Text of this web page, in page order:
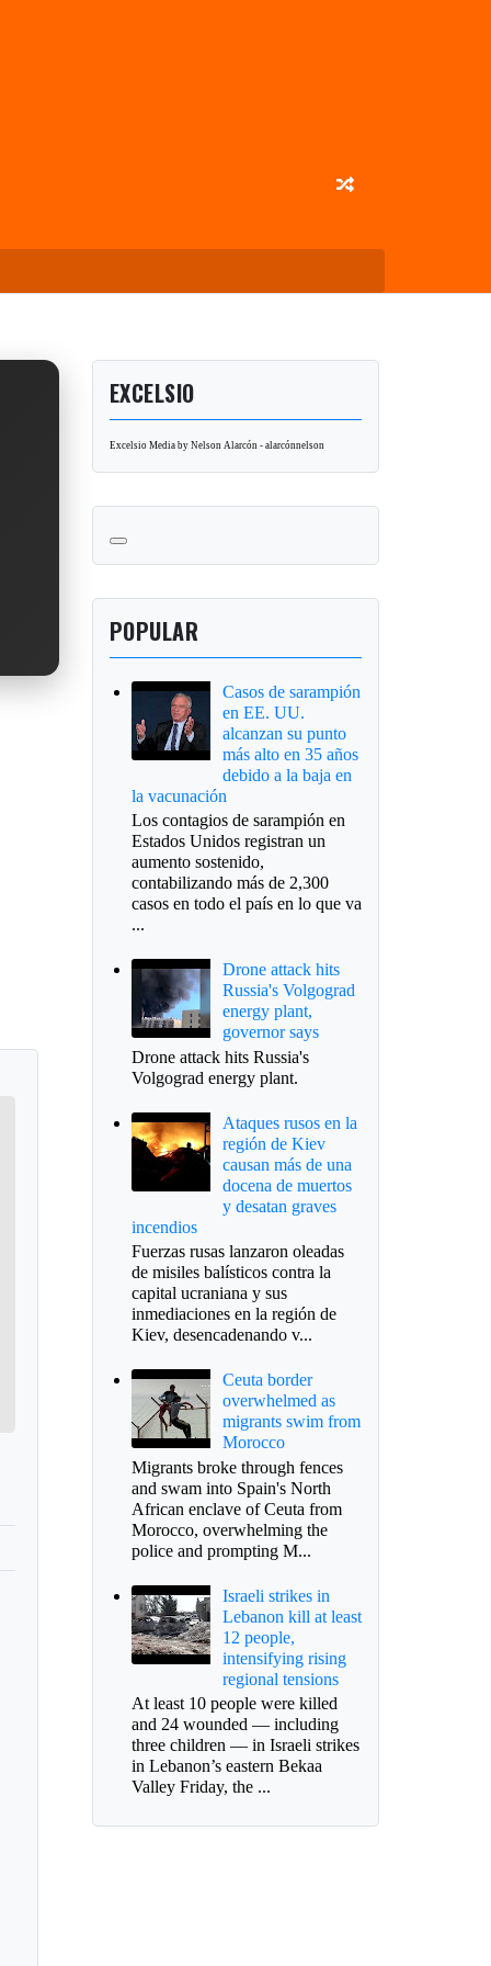
EXCELSIO
Excelsio Media by Nelson Alarcón - alarcónnelson
POPULAR
Casos de sarampión
en EE. UU.
alcanzan su punto
más alto en 35 años
debido a la baja en
la vacunación
Los contagios de sarampión en
Estados Unidos registran un
aumento sostenido,
contabilizando más de 2,300
casos en todo el país en lo que va
...
Drone attack hits
Russia's Volgograd
energy plant,
governor says
Drone attack hits Russia's
Volgograd energy plant.
Ataques rusos en la
región de Kiev
causan más de una
docena de muertos
y desatan graves
incendios
Fuerzas rusas lanzaron oleadas
de misiles balísticos contra la
capital ucraniana y sus
inmediaciones en la región de
Kiev, desencadenando v...
Ceuta border
overwhelmed as
migrants swim from
Morocco
Migrants broke through fences
and swam into Spain's North
African enclave of Ceuta from
Morocco, overwhelming the
police and prompting M...
Israeli strikes in
Lebanon kill at least
12 people,
intensifying rising
regional tensions
At least 10 people were killed
and 24 wounded — including
three children — in Israeli strikes
in Lebanon’s eastern Bekaa
Valley Friday, the ...